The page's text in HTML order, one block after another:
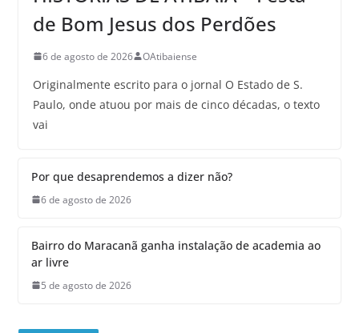
de Bom Jesus dos Perdões
6 de agosto de 2026 OAtibaiense
Originalmente escrito para o jornal O Estado de S.
Paulo, onde atuou por mais de cinco décadas, o texto
vai
Por que desaprendemos a dizer não?
6 de agosto de 2026
Bairro do Maracanã ganha instalação de academia ao
ar livre
5 de agosto de 2026